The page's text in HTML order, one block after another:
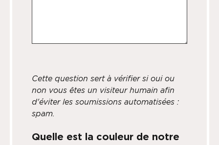
Cette question sert à vérifier si oui ou
non vous êtes un visiteur humain afin
d'éviter les soumissions automatisées :
spam.
Quelle est la couleur de notre